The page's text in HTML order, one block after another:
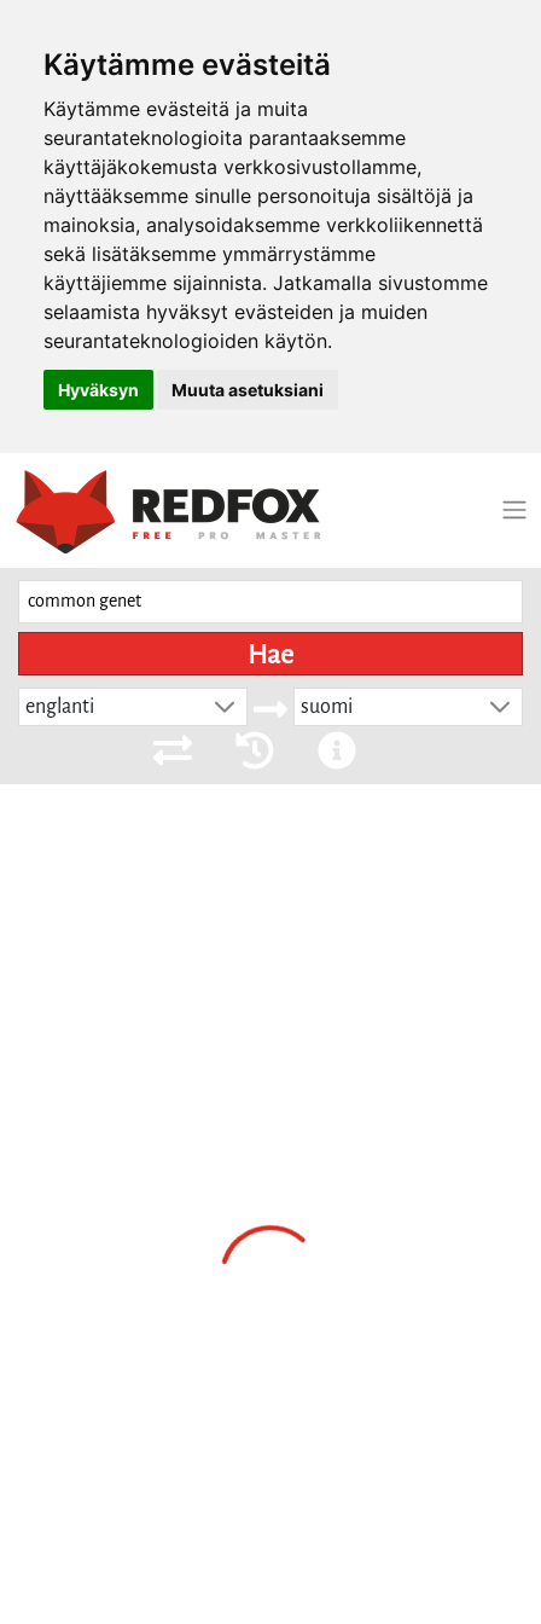
Käytämme evästeitä
Käytämme evästeitä ja muita
seurantateknologioita parantaaksemme
käyttäjäkokemusta verkkosivustollamme,
näyttääksemme sinulle personoituja sisältöjä ja
mainoksia, analysoidaksemme verkkoliikennettä
sekä lisätäksemme ymmärrystämme
käyttäjiemme sijainnista. Jatkamalla sivustomme
selaamista hyväksyt evästeiden ja muiden
seurantateknologioiden käytön.
Hyväksyn Muuta asetuksiani
Hae
englanti suomi